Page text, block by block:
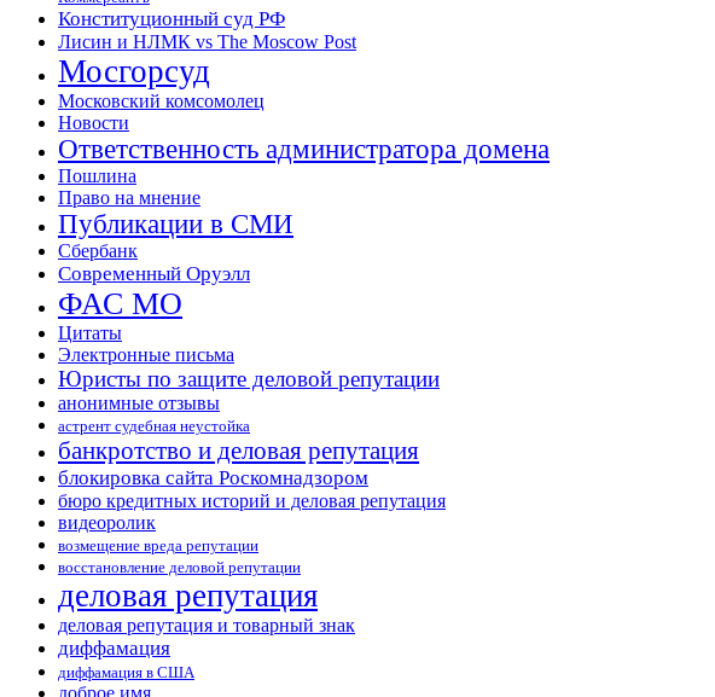
Конституционный суд РФ
Лисин и НЛМК vs The Moscow Post
Мосгорсуд
Московский комсомолец
Новости
Ответственность администратора домена
Пошлина
Право на мнение
Публикации в СМИ
Сбербанк
Современный Оруэлл
ФАС МО
Цитаты
Электронные письма
Юристы по защите деловой репутации
анонимные отзывы
астрент судебная неустойка
банкротство и деловая репутация
блокировка сайта Роскомнадзором
бюро кредитных историй и деловая репутация
видеоролик
возмещение вреда репутации
восстановление деловой репутации
деловая репутация
деловая репутация и товарный знак
диффамация
диффамация в США